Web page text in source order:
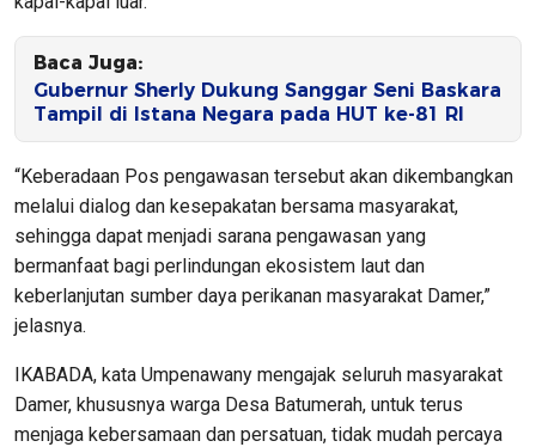
Baca Juga:
Gubernur Sherly Dukung Sanggar Seni Baskara
Tampil di Istana Negara pada HUT ke-81 RI
“Keberadaan Pos pengawasan tersebut akan dikembangkan
melalui dialog dan kesepakatan bersama masyarakat,
sehingga dapat menjadi sarana pengawasan yang
bermanfaat bagi perlindungan ekosistem laut dan
keberlanjutan sumber daya perikanan masyarakat Damer,”
jelasnya.
IKABADA, kata Umpenawany mengajak seluruh masyarakat
Damer, khususnya warga Desa Batumerah, untuk terus
menjaga kebersamaan dan persatuan, tidak mudah percaya